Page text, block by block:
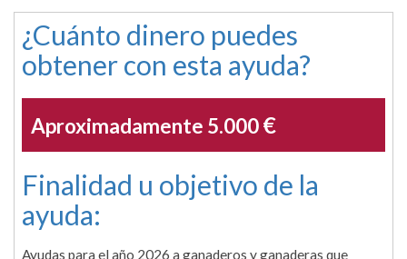
¿Cuánto dinero puedes
obtener con esta ayuda?
Aproximadamente 5.000€
Finalidad u objetivo de la
ayuda:
Ayudas para el año 2026 a ganaderos y ganaderas que